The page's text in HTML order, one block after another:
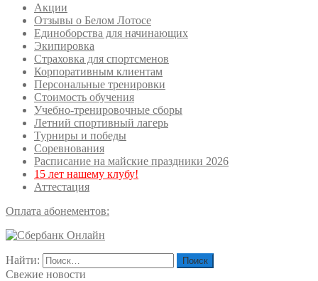
Акции
Отзывы о Белом Лотосе
Единоборства для начинающих
Экипировка
Страховка для спортсменов
Корпоративным клиентам
Персональные тренировки
Стоимость обучения
Учебно-тренировочные сборы
Летний спортивный лагерь
Турниры и победы
Соревнования
Расписание на майские праздники 2026
15 лет нашему клубу!
Аттестация
Оплата абонементов:
Найти:
Свежие новости